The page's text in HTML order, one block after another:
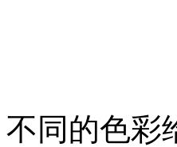
不同的色彩